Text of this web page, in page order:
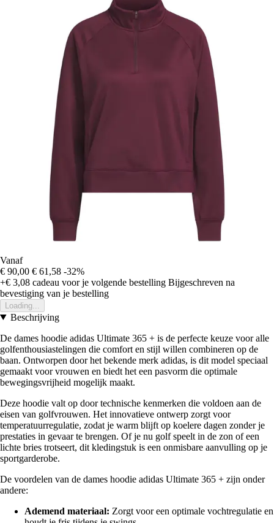
Vanaf
€ 90,00 € 61,58 -32%
+€ 3,08 cadeau voor je volgende bestelling Bijgeschreven na
bevestiging van je bestelling
Loading...
Beschrijving
De dames hoodie adidas Ultimate 365 + is de perfecte keuze voor alle
golfenthousiastelingen die comfort en stijl willen combineren op de
baan. Ontworpen door het bekende merk adidas, is dit model speciaal
gemaakt voor vrouwen en biedt het een pasvorm die optimale
bewegingsvrijheid mogelijk maakt.
Deze hoodie valt op door technische kenmerken die voldoen aan de
eisen van golfvrouwen. Het innovatieve ontwerp zorgt voor
temperatuurregulatie, zodat je warm blijft op koelere dagen zonder je
prestaties in gevaar te brengen. Of je nu golf speelt in de zon of een
lichte bries trotseert, dit kledingstuk is een onmisbare aanvulling op je
sportgarderobe.
De voordelen van de dames hoodie adidas Ultimate 365 + zijn onder
andere:
Ademend materiaal: Zorgt voor een optimale vochtregulatie en